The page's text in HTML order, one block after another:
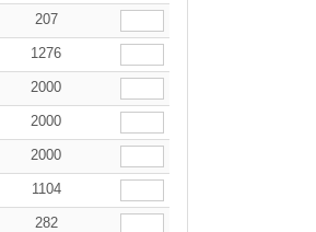
207
1276
2000
2000
2000
1104
282